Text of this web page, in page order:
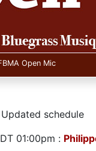
Open Mic
schedule
01:00pm :